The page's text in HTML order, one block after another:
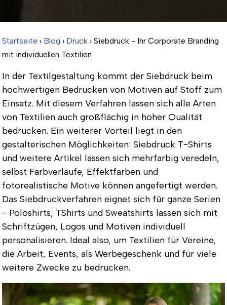
Startseite › Blog › Druck › Siebdruck - Ihr Corporate Branding
mit individuellen Textilien
In der Textilgestaltung kommt der Siebdruck beim
hochwertigen Bedrucken von Motiven auf Stoff zum
Einsatz. Mit diesem Verfahren lassen sich alle Arten
von Textilien auch großflächig in hoher Qualität
bedrucken. Ein weiterer Vorteil liegt in den
gestalterischen Möglichkeiten: Siebdruck T-Shirts
und weitere Artikel lassen sich mehrfarbig veredeln,
selbst Farbverläufe, Effektfarben und
fotorealistische Motive können angefertigt werden.
Das Siebdruckverfahren eignet sich für ganze Serien
- Poloshirts, TShirts und Sweatshirts lassen sich mit
Schriftzügen, Logos und Motiven individuell
personalisieren. Ideal also, um Textilien für Vereine,
die Arbeit, Events, als Werbegeschenk und für viele
weitere Zwecke zu bedrucken.